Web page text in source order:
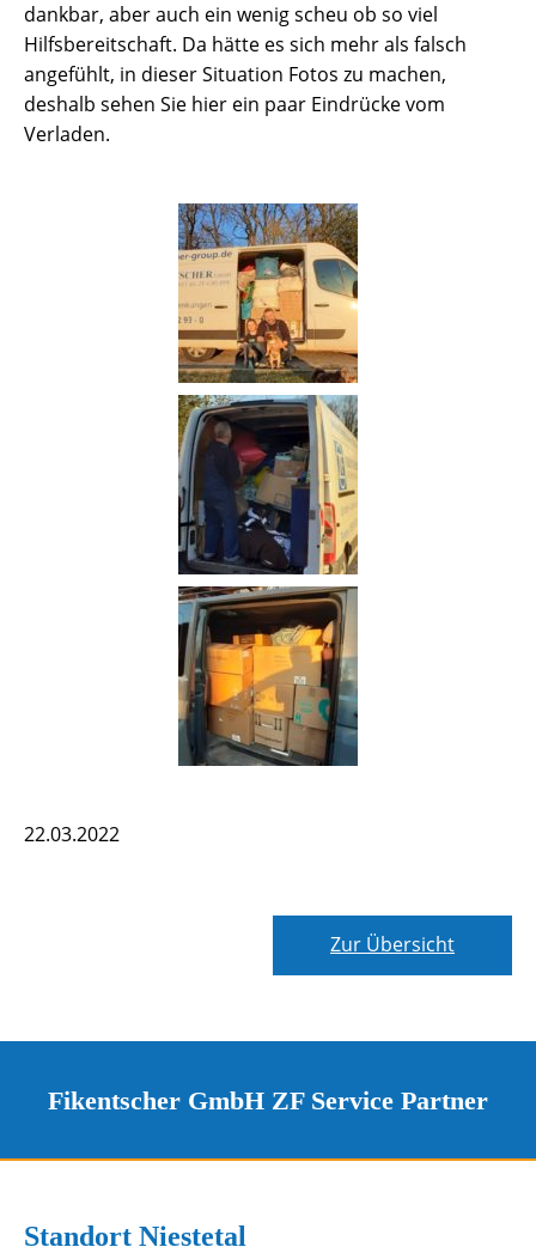
dankbar, aber auch ein wenig scheu ob so viel
Hilfsbereitschaft. Da hätte es sich mehr als falsch
angefühlt, in dieser Situation Fotos zu machen,
deshalb sehen Sie hier ein paar Eindrücke vom
Verladen.
22.03.2022
Zur Übersicht
Fikentscher GmbH ZF Service Partner
Standort Niestetal